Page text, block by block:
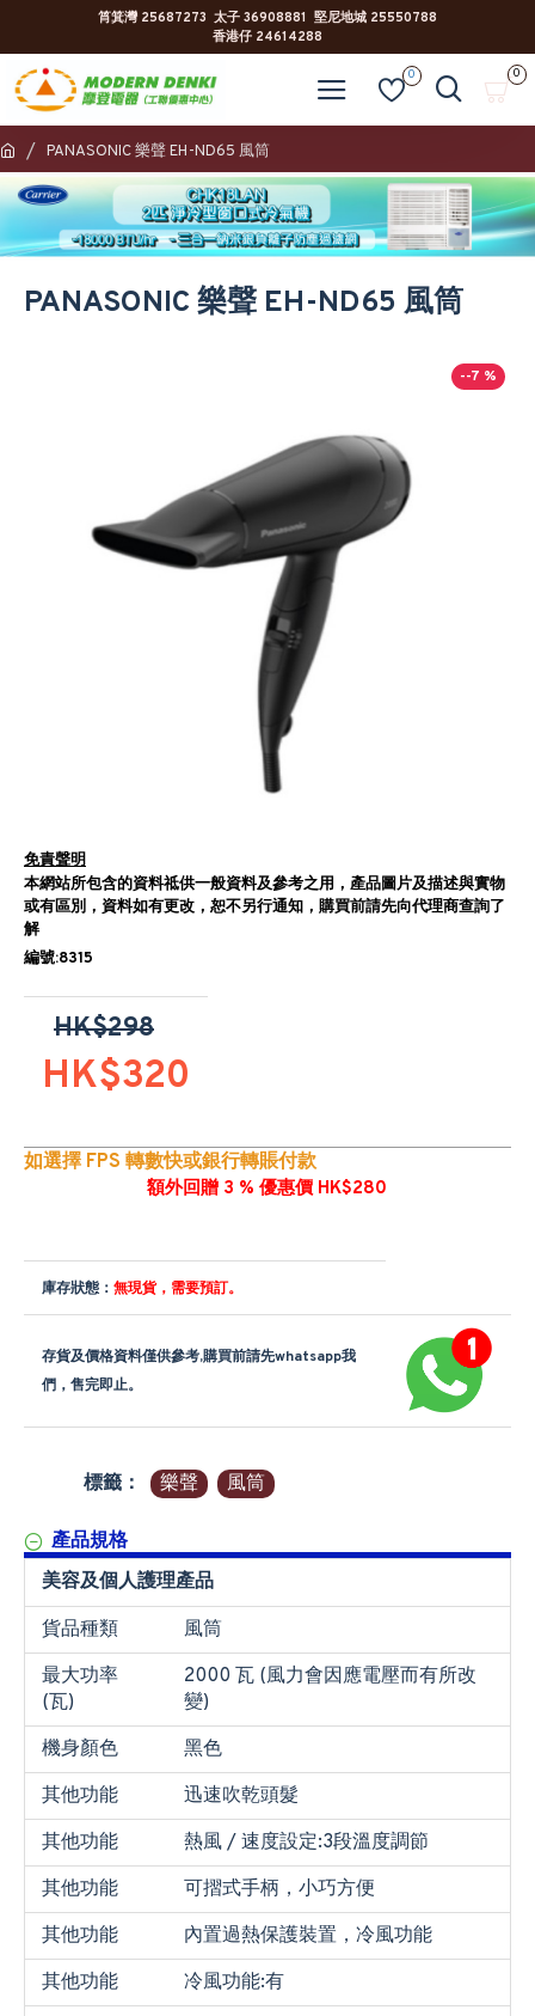
筲箕灣 25687273 太子 36908881 堅尼地城 25550788
香港仔 24614288
0 0
PANASONIC 樂聲 EH-ND65 風筒
PANASONIC 樂聲 EH-ND65 風筒
--7 %
免責聲明
本網站所包含的資料祗供一般資料及參考之用，產品圖片及描述與實物
或有區別，資料如有更改，恕不另行通知，購買前請先向代理商查詢了
解
編號:8315
HK$320
HK$298
如選擇 FPS 轉數快或銀行轉賬付款
額外回贈 3 % 優惠價 HK$280
庫存狀態： 無現貨，需要預訂。
存貨及價格資料僅供參考,購買前請先whatsapp我
們，售完即止。
標籤： 樂聲 風筒
產品規格
美容及個人護理產品
貨品種類
風筒
最大功率
(瓦)
2000 瓦 (風力會因應電壓而有所改
變)
機身顏色
黑色
其他功能
迅速吹乾頭髮
其他功能
熱風 / 速度設定:3段溫度調節
其他功能
可摺式手柄，小巧方便
其他功能
內置過熱保護裝置，冷風功能
其他功能
冷風功能:有